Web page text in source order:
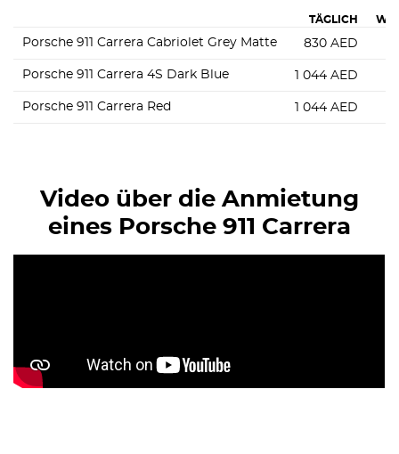
TÄGLICH
Porsche 911 Carrera Cabriolet Grey Matte 830 AED
Porsche 911 Carrera 4S Dark Blue 1 044 AED
Porsche 911 Carrera Red 1 044 AED
Video über die Anmietung
eines Porsche 911 Carrera